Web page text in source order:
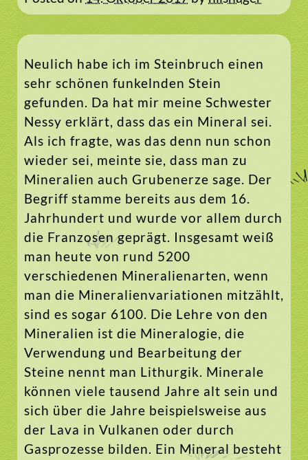
Neulich habe ich im Steinbruch einen
sehr schönen funkelnden Stein
gefunden. Da hat mir meine Schwester
Nessy erklärt, dass das ein Mineral sei.
Als ich fragte, was das denn nun schon
wieder sei, meinte sie, dass man zu
Mineralien auch Grubenerze sage. Der
Begriff stamme bereits aus dem 16.
Jahrhundert und wurde vor allem durch
die Franzosen geprägt. Insgesamt weiß
man heute von rund 5200
verschiedenen Mineralienarten, wenn
man die Mineralienvariationen mitzählt,
sind es sogar 6100. Die Lehre von den
Mineralien ist die Mineralogie, die
Verwendung und Bearbeitung der
Steine nennt man Lithurgik. Minerale
können viele tausend Jahre alt sein und
sich über die Jahre beispielsweise aus
der Lava in Vulkanen oder durch
Gasprozesse bilden. Ein Mineral besteht